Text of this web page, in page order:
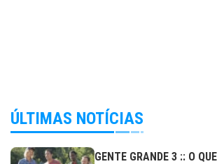
ÚLTIMAS NOTÍCIAS
GENTE GRANDE 3 :: O